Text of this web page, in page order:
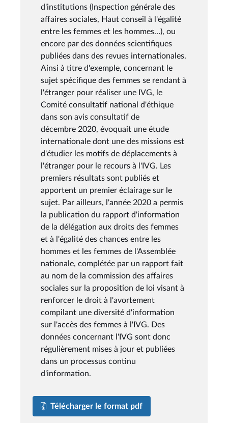
d'institutions (Inspection générale des
affaires sociales, Haut conseil à l'égalité
entre les femmes et les hommes…), ou
encore par des données scientifiques
publiées dans des revues internationales.
Ainsi à titre d'exemple, concernant le
sujet spécifique des femmes se rendant à
l'étranger pour réaliser une IVG, le
Comité consultatif national d'éthique
dans son avis consultatif de
décembre 2020, évoquait une étude
internationale dont une des missions est
d'étudier les motifs de déplacements à
l'étranger pour le recours à l'IVG. Les
premiers résultats sont publiés et
apportent un premier éclairage sur le
sujet. Par ailleurs, l'année 2020 a permis
la publication du rapport d'information
de la délégation aux droits des femmes
et à l'égalité des chances entre les
hommes et les femmes de l'Assemblée
nationale, complétée par un rapport fait
au nom de la commission des affaires
sociales sur la proposition de loi visant à
renforcer le droit à l'avortement
compilant une diversité d'information
sur l'accès des femmes à l'IVG. Des
données concernant l'IVG sont donc
régulièrement mises à jour et publiées
dans un processus continu
d'information.
Télécharger le format pdf